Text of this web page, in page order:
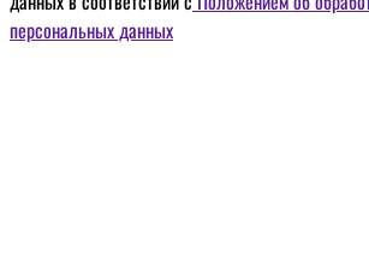
персональных данных